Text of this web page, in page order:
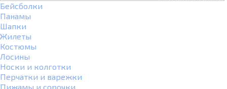
Бейсболки
Панамы
Шапки
Жилеты
Костюмы
Лосины
Носки и колготки
Перчатки и варежки
Пижамы и сорочки